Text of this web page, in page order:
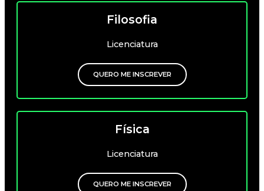
Filosofia
Licenciatura
QUERO ME INSCREVER
Física
Licenciatura
QUERO ME INSCREVER